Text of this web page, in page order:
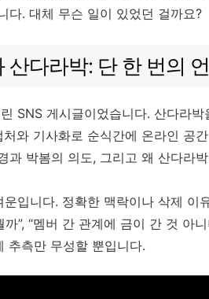
다. 대체 무슨 일이 있었던 걸까요?
산다라박: 단 한 번의
SNS 게시글이었습니다. 산다라
와 기사화로 순식간에 온라인 공
과 박봄의 의도, 그리고 왜 산다라
입니다. 정확한 맥락이나 삭제 이
”, “멤버 간 관계에 금이 간 것 아
추측만 무성할 뿐입니다.